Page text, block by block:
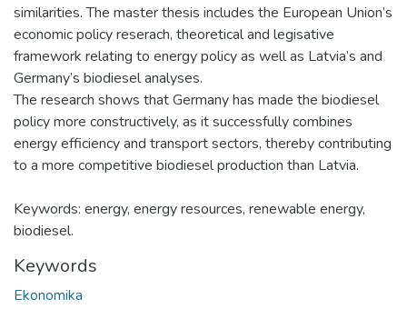
similarities. The master thesis includes the European Union’s
economic policy reserach, theoretical and legisative
framework relating to energy policy as well as Latvia’s and
Germany’s biodiesel analyses.
The research shows that Germany has made the biodiesel
policy more constructively, as it successfully combines
energy efficiency and transport sectors, thereby contributing
to a more competitive biodiesel production than Latvia.
Keywords: energy, energy resources, renewable energy,
biodiesel.
Keywords
Ekonomika